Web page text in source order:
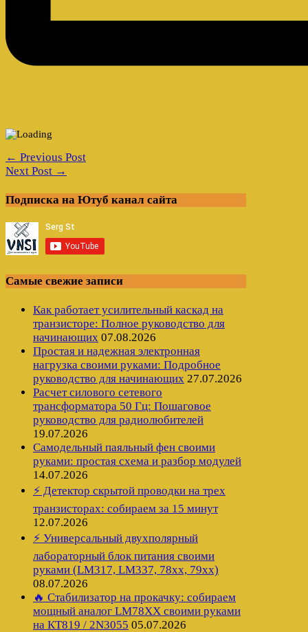
← Previous Post
Next Post →
Подписка на Ютуб канал сайта
Самые свежие записи
Как работает усилительный каскад на
транзисторе: Полное руководство для
начинающих 07.08.2026
Простая и надежная электронная
нагрузка своими руками: Подробное
руководство для начинающих 27.07.2026
Расчет силового сетевого
трансформатора 50 Гц: Пошаговое
руководство для радиолюбителей
19.07.2026
Самодельный паяльный фен своими
руками: простая схема и разбор модулей
14.07.2026
⚡ Детектор скрытой проводки на трех
транзисторах: собираем за 15 минут
12.07.2026
⚡ Универсальный двухполярный
лабораторный блок питания своими
руками (LM317, LM337, 78xx, 79xx)
08.07.2026
🔥 Стабилизатор на прокачку: собираем
мощный аналог LM78XX своими руками
на КТ819 / 2N3055 05.07.2026